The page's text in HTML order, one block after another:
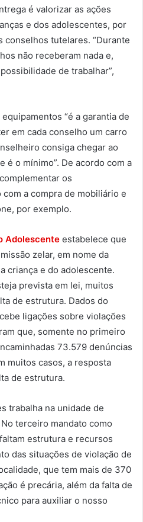
é valorizar as ações
e dos adolescentes, por
tutelares. “Durante
não receberam nada e,
de trabalhar”,
“é a garantia de
em cada conselho um carro
consiga chegar ao
é o mínimo”. De acordo com a
os
a compra de mobiliário e
por exemplo.
Adolescente estabelece que
zelar, em nome da
criança e do adolescente.
prevista em lei, muitos
de estrutura. Dados do
ligações sobre violações
que, somente no primeiro
73.579 denúncias
muitos casos, a resposta
de estrutura.
trabalha na unidade de
terceiro mandato como
estrutura e recursos
das situações de violação de
que tem mais de 370
é precária, além da falta de
para auxiliar o nosso